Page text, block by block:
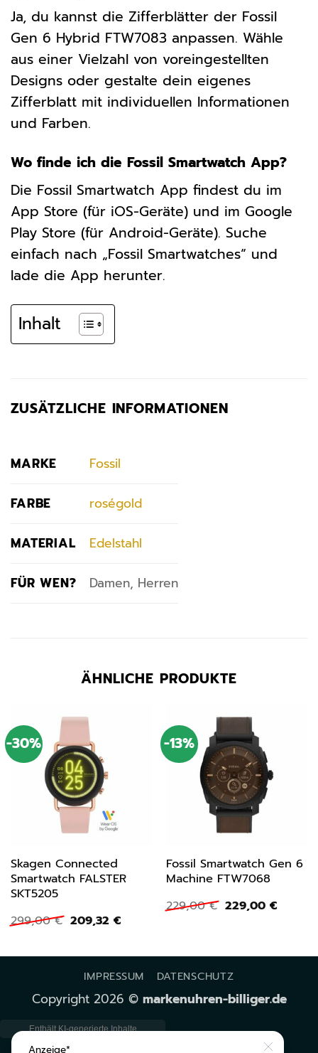
Ja, du kannst die Zifferblätter der Fossil
Gen 6 Hybrid FTW7083 anpassen. Wähle
aus einer Vielzahl von voreingestellten
Designs oder gestalte dein eigenes
Zifferblatt mit individuellen Informationen
und Farben.
Wo finde ich die Fossil Smartwatch App?
Die Fossil Smartwatch App findest du im
App Store (für iOS-Geräte) und im Google
Play Store (für Android-Geräte). Suche
einfach nach „Fossil Smartwatches“ und
lade die App herunter.
Inhalt
ZUSÄTZLICHE INFORMATIONEN
MARKE Fossil
FARBE roségold
MATERIAL Edelstahl
FÜR WEN? Damen, Herren
ÄHNLICHE PRODUKTE
-30%
Skagen Connected
Smartwatch FALSTER
SKT5205
299,00€ Ursprünglicher
Preis
299,00 €
209,32 €Aktueller
209,32 €.
-13%
Fossil Smartwatch Gen 6
Machine FTW7068
229,00€ Ursprünglicher
Preis
229,00 €
IMPRESSUM DATENSCHUTZ
Copyright 2026 © markenuhren-billiger.de